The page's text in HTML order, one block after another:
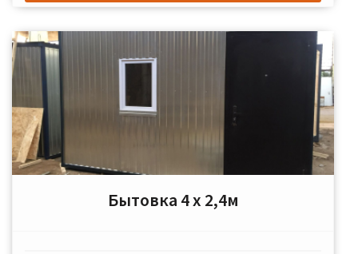
Бытовка 4 х 2,4м